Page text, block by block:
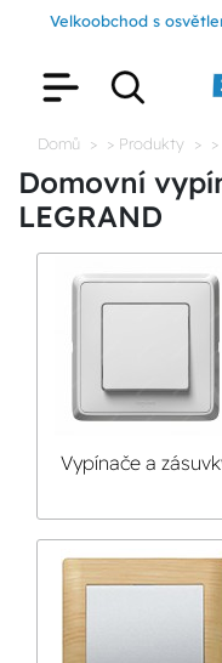
Velkoobchod s
Domů > Produkty
Domovní
LEGRAND
Vypínače a